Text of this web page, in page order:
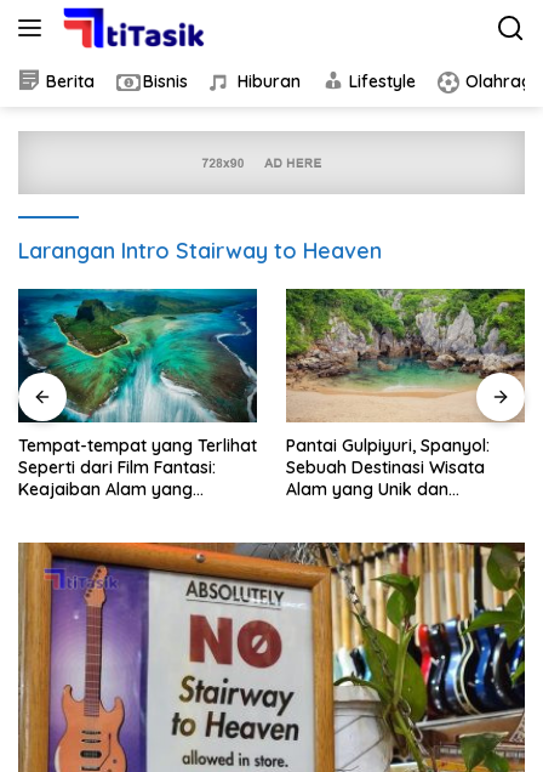
content
Berita Bisnis Hiburan Lifestyle Olahraga
Larangan Intro Stairway to Heaven
Pantai Gulpiyuri, Spanyol:
Sebuah Destinasi Wisata
Alam yang Unik dan
Khasiat Cuka Apel untuk
Kesehatan Tubuh